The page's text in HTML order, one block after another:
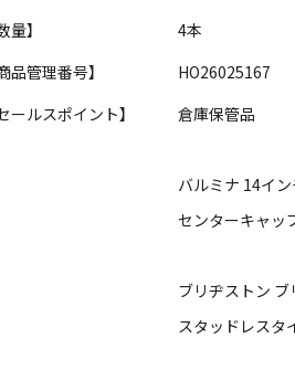
量】
4本
品管理番号】
HO26025167
ールスポイント】
倉庫保管品
バルミナ 14イ
センターキャッ
ブリヂストン
スタッドレスタ